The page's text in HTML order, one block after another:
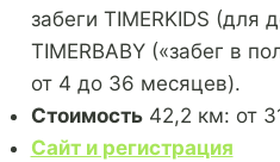
забеги TIMERKIDS (для
TIMERBABY («забег в
от 4 до 36 месяцев).
Стоимость42,2 км: от
Сайт и регистрация